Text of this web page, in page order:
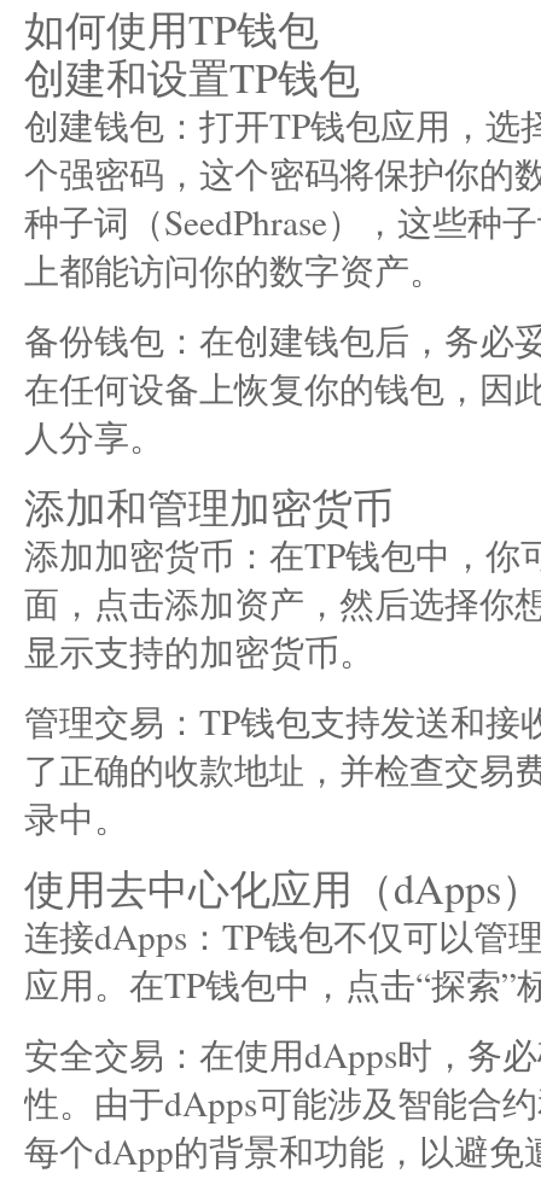
如何使用TP钱包
创建和设置TP钱包
创建钱包：打开TP钱包应用，
个强密码，这个密码将保护你的
种子词（SeedPhrase），这些种
上都能访问你的数字资产。
备份钱包：在创建钱包后，务必
在任何设备上恢复你的钱包，因
人分享。
添加和管理加密货币
添加加密货币：在TP钱包中，
面，点击添加资产，然后选择你
显示支持的加密货币。
管理交易：TP钱包支持发送和
了正确的收款地址，并检查交易
录中。
使用去中心化应用（dApps）
连接dApps：TP钱包不仅可以管
应用。在TP钱包中，点击“探索”
安全交易：在使用dApps时，务
性。由于dApps可能涉及智能合
每个dApp的背景和功能，以避